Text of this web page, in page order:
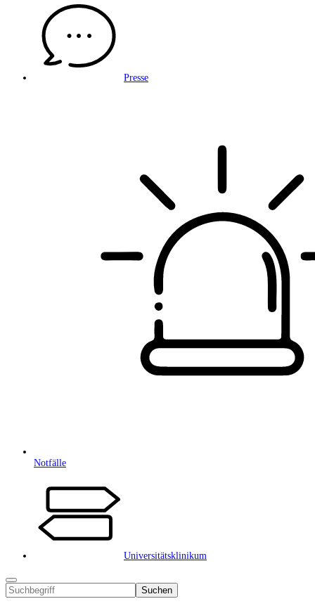
Presse
Notfälle
Universitätsklinikum
Suchen